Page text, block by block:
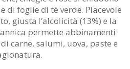
di foglie di tè verde. Piacevole
giusta l’alcolicità (13%) e la
permette abbinamenti
carne, salumi, uova, paste e